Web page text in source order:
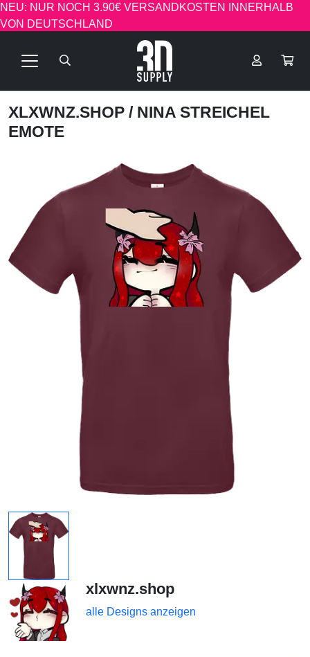
NEU: NUR NOCH 3.90€ VERSANDKOSTEN INNERHALB
VON DEUTSCHLAND
XLXWNZ.SHOP / NINA STREICHEL
EMOTE
xlxwnz.shop
alle Designs anzeigen